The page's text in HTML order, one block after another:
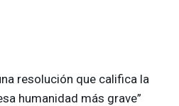
resolución que califica la
humanidad más grave”